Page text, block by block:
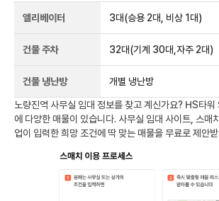
엘리베이터 3대(승용 2대, 비상 1대)
건물 주차 32대(기계 30대,자주 2대)
건물 냉난방 개별 냉난방
노량진역 사무실 임대 정보를 찾고 계신가요? HS타워
에 다양한 매물이 있습니다. 사무실 임대 사이트, 스매
업이 입력한 희망 조건에 딱 맞는 매물을 무료로 제안